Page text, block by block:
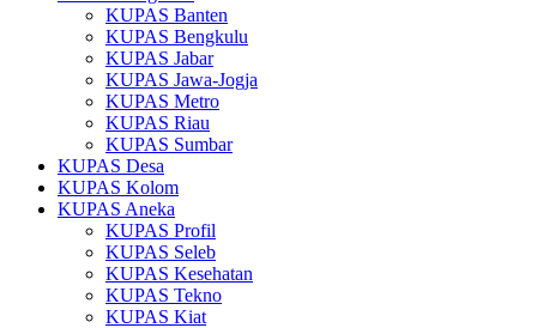
KUPAS Banten
KUPAS Bengkulu
KUPAS Jabar
KUPAS Jawa-Jogja
KUPAS Metro
KUPAS Riau
KUPAS Sumbar
KUPAS Desa
KUPAS Kolom
KUPAS Aneka
KUPAS Profil
KUPAS Seleb
KUPAS Kesehatan
KUPAS Tekno
KUPAS Kiat